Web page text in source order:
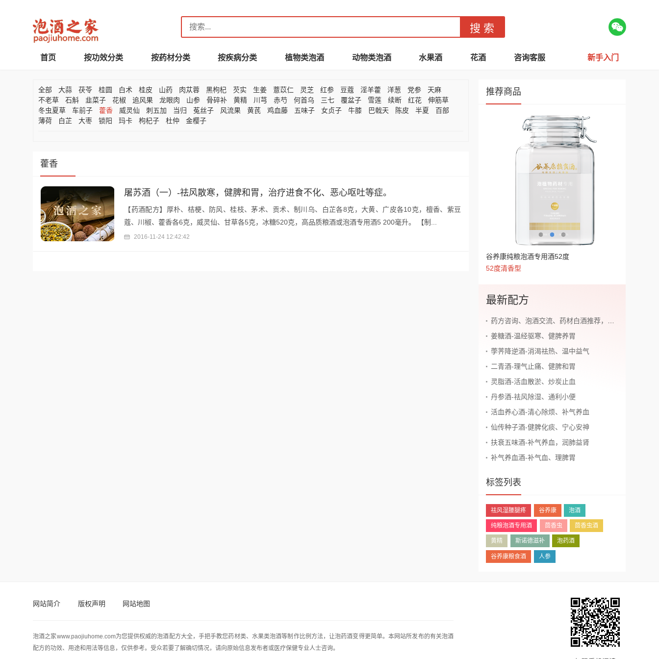
首页 按功效分类 按药材分类 按疾病分类 植物类泡酒 动物类泡酒 水果酒 花酒 咨询客服 新手入门
全部 大蒜 茯苓 桂圆 白术 桂皮 山药 肉苁蓉 黑枸杞 芡实 生姜 薏苡仁 灵芝 红参 豆蔻 淫羊藿 洋葱 党参
天麻
不老草
石斛 韭菜子 花椒 追风果 龙眼肉 山参 骨碎补 黄精 川芎 赤芍 何首乌 三七 覆盆子 雪莲 续断 红花
伸筋草
冬虫夏草
车前子 藿香 威灵仙 刺五加 当归 菟丝子 风流果 黄芪 鸡血藤 五味子 女贞子 牛膝 巴戟天 陈皮 半夏
百部
薄荷
白芷 大枣 锁阳 玛卡 枸杞子 杜仲 金樱子
藿香
屠苏酒（一）-祛风散寒，健脾和胃，治疗进食不化、恶心呕吐等症。
【药酒配方】厚朴、桔梗、防风、桂枝、茅术、贡术、制川乌、白芷各8克，大黄、广皮各10克，檀香、紫豆
蔻、川椒、藿香各6克，威灵仙、甘草各5克，冰糖520克，高品质粮酒或泡酒专用酒5 200毫升。 【制...
2016-11-24 12:42:42
推荐商品
谷养康纯粮泡酒专用酒60度
60度清香型
谷养康纯粮泡酒专用酒52度
52度清香型
谷养康纯粮泡酒专用酒42度
42度清香型
最新配方
药方咨询、泡酒交流、药材白酒推荐，加老师微信~
姜糖酒-温经驱寒、健脾养胃
荸荠降逆酒-消渴祛热、温中益气
二青酒-理气止痛、健脾和胃
灵脂酒-活血散淤、炒炭止血
丹参酒-祛风除湿、通利小便
活血养心酒-清心除烦、补气养血
仙传种子酒-健脾化痰、宁心安神
扶衰五味酒-补气养血，润肺益肾
补气养血酒-补气血、理脾胃
标签列表
祛风湿腰腿疼 谷养康 泡酒
纯粮泡酒专用酒 茴香虫 茴香虫酒
黄精 斯诺德滋补 泡药酒
谷养康粮食酒 人参
网站简介 版权声明 网站地图
泡酒之家www.paojiuhome.com为您提供权威的泡酒配方大全，手把手教您药材类、水果类泡酒等制作比例方法，让泡药酒变得更简单。本网站所发布的有关泡酒
配方的功效、用途和用法等信息，仅供参考。受众若要了解确切情况，请向原始信息发布者或医疗保健专业人士咨询。